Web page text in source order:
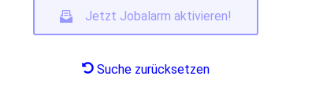
Jetzt Jobalarm aktivieren!
Suche zurücksetzen